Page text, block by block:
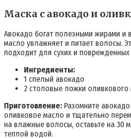
Маска с авокадо и
Авокадо богат полезными жирами и
масло увлажняет и питает волосы.
подходит для сухих и
Ингредиенты:
1 спелый авокадо
2 столовые ложки оливкового
Приготовление: Разомните
оливковое масло и тщательно
на влажные волосы, оставьте на 30
теплой водой.